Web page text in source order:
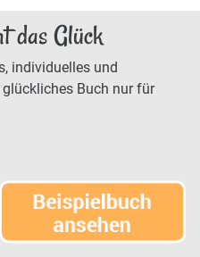
das Glück
individuelles und
Buch nur für